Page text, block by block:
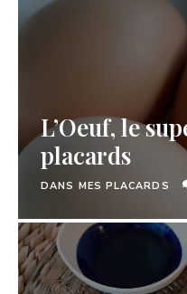
L’Oeuf, le
placards
DANS MES PLACARDS